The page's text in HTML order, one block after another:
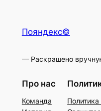
Пояндекс©
— Раскрашено
Про нас
Команда